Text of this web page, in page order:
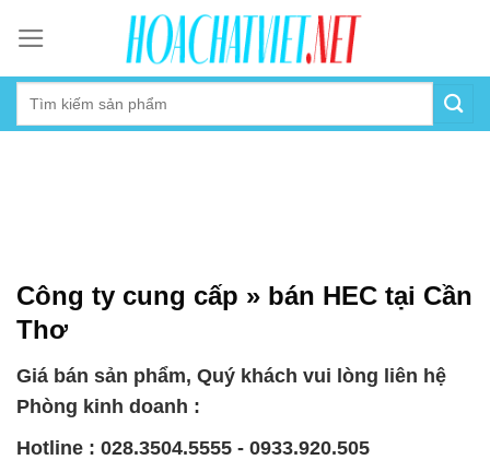
content
Công ty cung cấp » bán HEC tại Cần
Thơ
Giá bán sản phẩm, Quý khách vui lòng liên hệ
Phòng kinh doanh :
Hotline : 028.3504.5555 - 0933.920.505